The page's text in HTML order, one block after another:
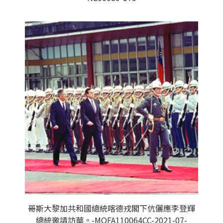
哥斯大黎加共和國總統喀德戎閣下伉儷應李登輝
總統邀請訪華。-MOFA110064CC-2021-07-